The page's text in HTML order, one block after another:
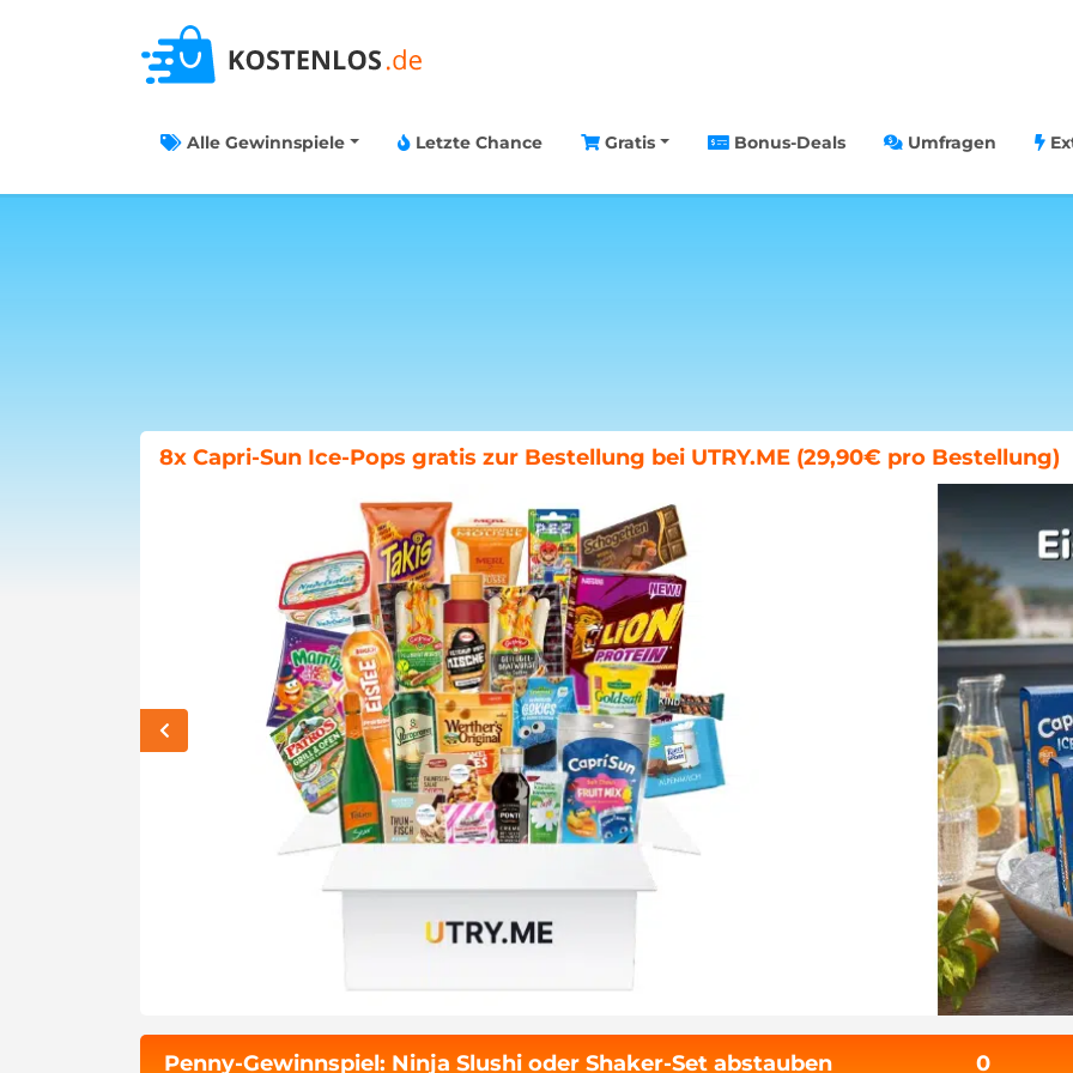
Alle Gewinnspiele Letzte Chance Gratis Bonus-Deals Umfragen
Böklunder-Gewinnspiel: Traumwochenende in Paris gewinnen
Penny-Gewinnspiel: Ninja Slushi oder Shaker-Set abstauben 0